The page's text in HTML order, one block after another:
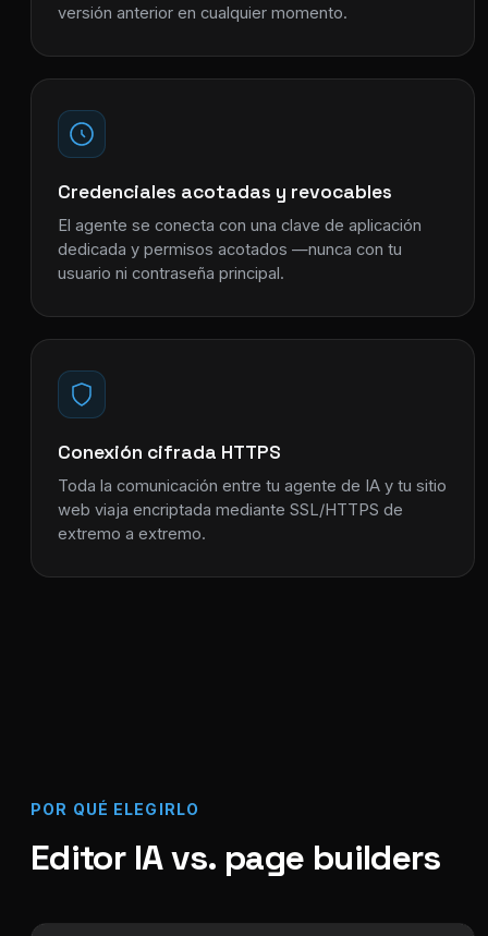
versión anterior en cualquier momento.
Credenciales acotadas y revocables
El agente se conecta con una clave de aplicación
dedicada y permisos acotados —nunca con tu
usuario ni contraseña principal.
Conexión cifrada HTTPS
Toda la comunicación entre tu agente de IA y tu sitio
web viaja encriptada mediante SSL/HTTPS de
extremo a extremo.
POR QUÉ ELEGIRLO
Editor IA vs. page builders